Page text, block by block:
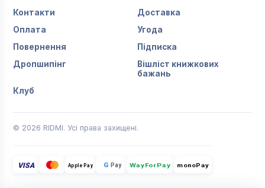
Контакти
Доставка
Оплата
Угода
Повернення
Підписка
Дропшипінг
Вішліст книжкових
бажань
Клуб
© 2026 RIDMI. Усі права захищені.
VISA Apple Pay G Pay WayForPay monoPay